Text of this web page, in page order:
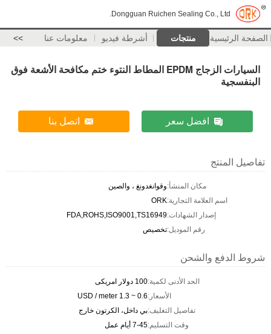
Dongguan Ruichen Sealing Co., Ltd.
الصفحة الرئيسية منتجات أشرطة فيديو معلومات عنا >>
السيارات الزجاج EPDM المطاط النتوء ختم مكافحة الأشعة فوق
البنفسجية
افضل سعر اتصل بنا
تفاصيل المنتج
مكان المنشأ:وقوانغدونغ ، والصين
اسم العلامة التجارية:ORK
إصدار الشهادات:FDA,ROHS,ISO9001,TS16949
رقم الموديل:تخصيص
شروط الدفع والشحن
الحد الأدنى لكمية:100 دولار امريكى
الأسعار:0.6 ~ 1.3 USD / meter
تفاصيل التغليف:بي داخل، الكرتون خارج
وقت التسليم:7-45 أيام عمل